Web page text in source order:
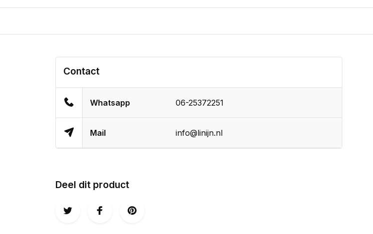
Contact
Whatsapp 06-25372251
Mail info@linijn.nl
Deel dit product